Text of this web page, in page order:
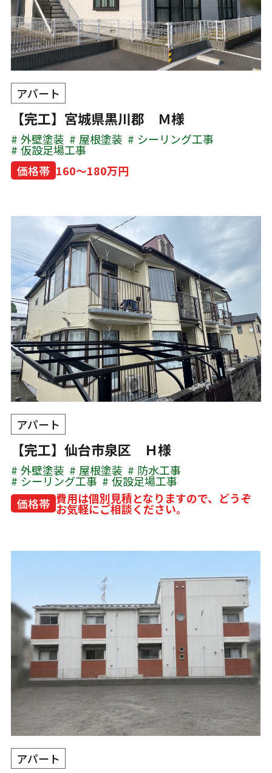
アパート
【完工】宮城県黒川郡 Ｍ様
外壁塗装 屋根塗装 シーリング工事
仮設足場工事
価格帯 160～180万円
アパート
【完工】仙台市泉区 Ｈ様
外壁塗装 屋根塗装 防水工事
シーリング工事
仮設足場工事
価格帯 費用は個別見積となりますので、どうぞ
お気軽にご相談ください。
アパート